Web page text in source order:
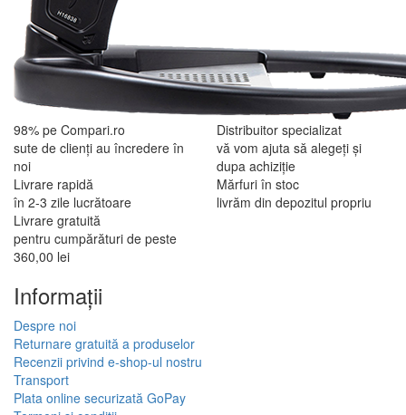
98% pe Compari.ro
sute de clienți au încredere în
noi
Distribuitor specializat
vă vom ajuta să alegeți și
dupa achiziție
Livrare rapidă
în 2-3 zile lucrătoare
Mărfuri în stoc
livrăm din depozitul propriu
Livrare gratuită
pentru cumpărături de peste
360,00 lei
Informaţii
Despre noi
Returnare gratuită a produselor
Recenzii privind e-shop-ul nostru
Transport
Plata online securizată GoPay